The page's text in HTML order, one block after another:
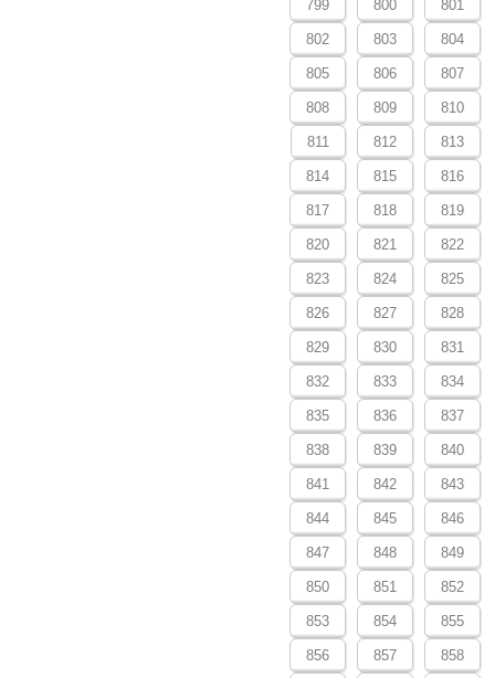
799 800 801
802 803 804
805 806 807
808 809 810
811 812 813
814 815 816
817 818 819
820 821 822
823 824 825
826 827 828
829 830 831
832 833 834
835 836 837
838 839 840
841 842 843
844 845 846
847 848 849
850 851 852
853 854 855
856 857 858